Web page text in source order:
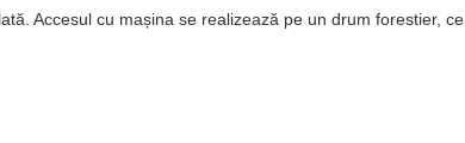
Accesul cu mașina se realizează pe un drum forestier, ce